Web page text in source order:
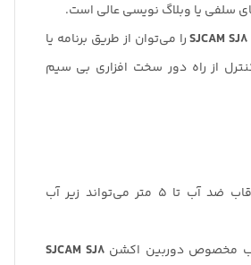
سلفی یا وبلاگ نویسی عالی است.
SJCAM SJ8را می‌توان از طریق برنامه یا
از راه دور سخت افزاری بی سیم
این دوربین بدون قاب ضد آب تا 5 متر می‌تواند زیر آب
مخصوص دوربین اکشن SJCAM SJ8